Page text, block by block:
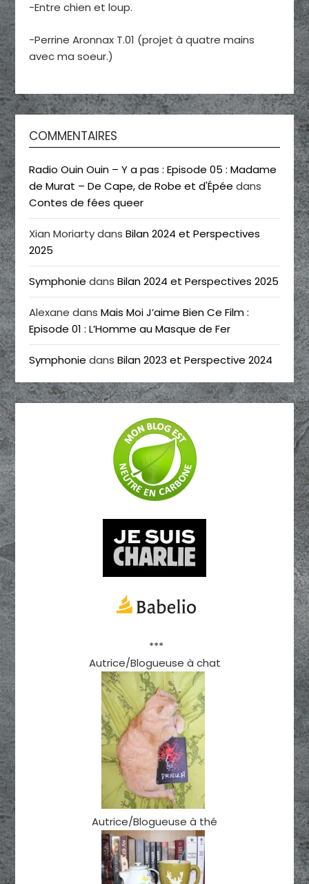
-Entre chien et loup.
-Perrine Aronnax T.01 (projet à quatre mains
avec ma soeur.)
COMMENTAIRES
Radio Ouin Ouin – Y a pas : Episode 05 : Madame
de Murat – De Cape, de Robe et d'Épée dans
Contes de fées queer
Xian MoriartydansBilan 2024 et Perspectives
2025
Symphonie dansBilan 2024 et Perspectives 2025
Alexane dansMais Moi J’aime Bien Ce Film :
Episode 01 : L’Homme au Masque de Fer
Symphonie dansBilan 2023 et Perspective 2024
***
Autrice/Blogueuse à chat
Autrice/Blogueuse à thé